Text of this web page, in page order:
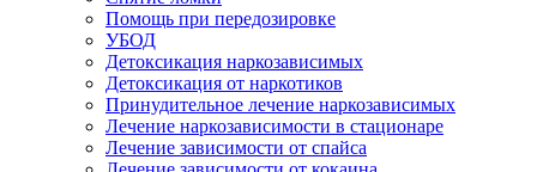
Помощь при передозировке
УБОД
Детоксикация наркозависимых
Детоксикация от наркотиков
Принудительное лечение наркозависимых
Лечение наркозависимости в стационаре
Лечение зависимости от спайса